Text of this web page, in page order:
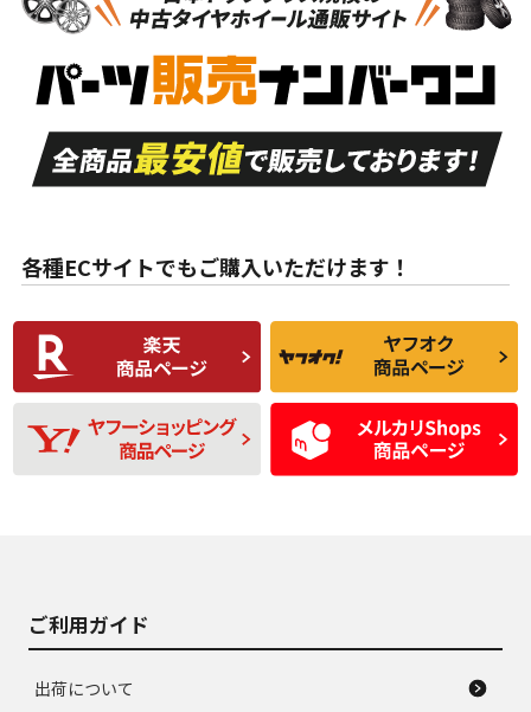
S
品）
S
新車外し品（新古
付き
A
走行距離も少なく、
目立つ傷もほとんど
ない中古品
A
走行距離も少なく、
非常に状態の良い中
古品
な中古品
んどない中古品
C
比較的きれいな中古
品
C
られるが、使用に問
題のない中古品
D
使用感や目立つ傷が
あり、一般的な中古
品
D
残り溝も少なく、偏
磨耗がみられ、短期
間使用できるくらい
の中古品
各種ECサイトでもご購入いただけます！
ご利用ガイド
出荷について